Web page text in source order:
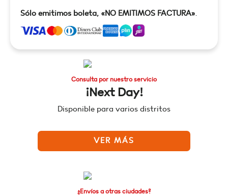
Sólo emitimos boleta, «NO EMITIMOS FACTURA».
Consulta por nuestro servicio
¡Next Day!
Disponible para varios distritos
VER MÁS
¿Envíos a otras ciudades?